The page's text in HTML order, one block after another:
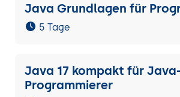
Java Grundlagen für
5 Tage
Java 17 kompakt für Java-
Programmierer